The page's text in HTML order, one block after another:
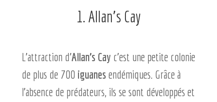
1. Allan’s Cay
L’attraction d’Allan’s Cay c’est une petite colonie
de plus de 700 iguanes endémiques. Grâce à
l’absence de prédateurs, ils se sont développés et